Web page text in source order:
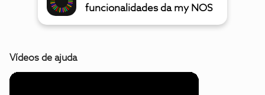
funcionalidades da my NOS
Vídeos de ajuda